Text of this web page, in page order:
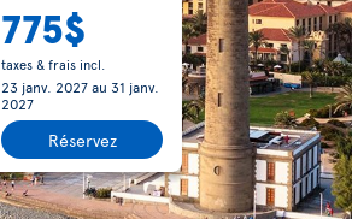
775$
taxes & frais incl.
23 janv. 2027au 31 janv.
2027
Réservez